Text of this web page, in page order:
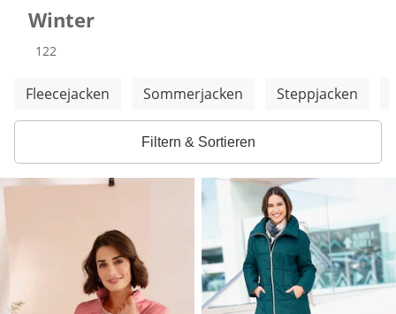
Winter
Produkte
122
Weitere Kategorien überspringen
Fleecejacken Sommerjacken Steppjacken
Filtern & Sortieren